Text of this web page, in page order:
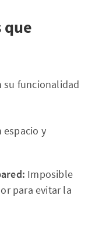
su funcionalidad
espacio y
Imposible
para evitar la